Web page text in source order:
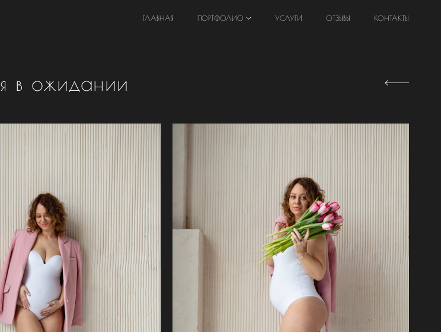
ГЛАВНАЯ ПОРТФОЛИО УСЛУГИ ОТЗЫВЫ КОНТАКТЫ
в ожидании